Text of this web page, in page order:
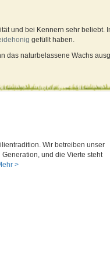
und bei Kennern sehr beliebt.
gefüllt haben.
das naturbelassene Wachs
Wir betreiben unser
und die Vierte steht
>